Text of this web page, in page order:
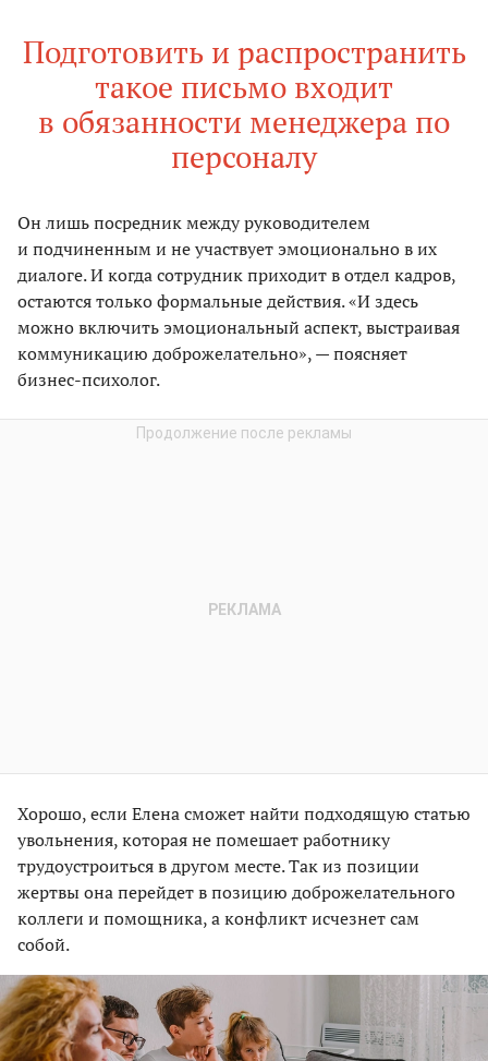
Подготовить и распространить
такое письмо входит
в обязанности менеджера по
персоналу
Он лишь посредник между руководителем
и подчиненным и не участвует эмоционально в их
диалоге. И когда сотрудник приходит в отдел кадров,
остаются только формальные действия. «И здесь
можно включить эмоциональный аспект, выстраивая
коммуникацию доброжелательно», — поясняет
бизнес-психолог.
Хорошо, если Елена сможет найти подходящую статью
увольнения, которая не помешает работнику
трудоустроиться в другом месте. Так из позиции
жертвы она перейдет в позицию доброжелательного
коллеги и помощника, а конфликт исчезнет сам
собой.